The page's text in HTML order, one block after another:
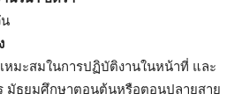
หมะสมในการปฏิบัติงานในหน้าที่ และ
มัธยมศึกษาตอนต้นหรือตอนปลายสาย